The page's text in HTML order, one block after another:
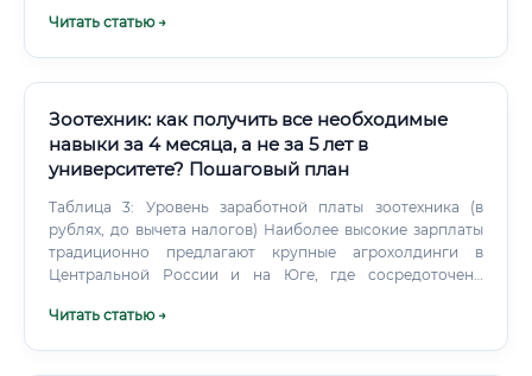
диплом/удостоверение о профессиональной
(саморегулируемой организации) в строительстве/
проектировании ✅ Медицинская справка (для полевых
работ, вахтовых условий) ✅ Водительское удостоверение
категории B (желательно, часто обязательно) ✅
Портфолио выполненных проектов (при наличии) ⚠️
Важно: Допуск СРО необходим для подписания
проектной документации. Его получают через
вступление в профессиональное объединение после
Читать статью →
Зоотехник: как получить все необходимые
навыки за 4 месяца, а не за 5 лет в
университете? Пошаговый план
Таблица 3: Уровень заработной платы зоотехника (в
рублях, до вычета налогов) Наиболее высокие зарплаты
традиционно предлагают крупные агрохолдинги в
Центральной России и на Юге, где сосредоточено
по регионам Карьерный старт: с чего начать и как
Читать статью →